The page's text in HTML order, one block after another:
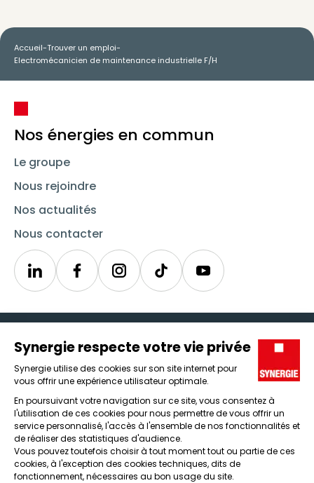
Accueil-Trouver un emploi-
Electromécanicien de maintenance industrielle F/H
Nos énergies en commun
Le groupe
Nous rejoindre
Nos actualités
Nous contacter
LinkedinSynergieInstagramTikTok Youtube
Icône d'illustration
Candidats
Entreprises
Icône d'illustration
Nos agences
Icône d'illustration
Conditions générales d'utilisation et mentions légales
Protection des données
Lanceur d'alertes